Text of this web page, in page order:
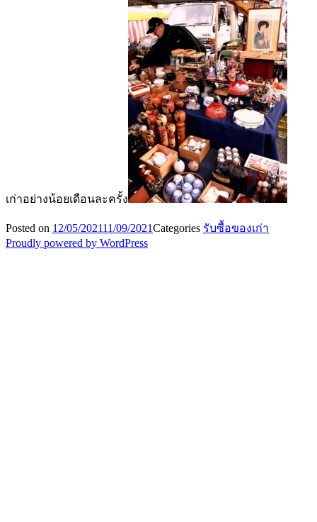
เก่าอย่างน้อยเดือนละครั้ง
Posted on 12/05/202111/09/2021Categories รับซื้อของเก่า
Proudly powered by WordPress